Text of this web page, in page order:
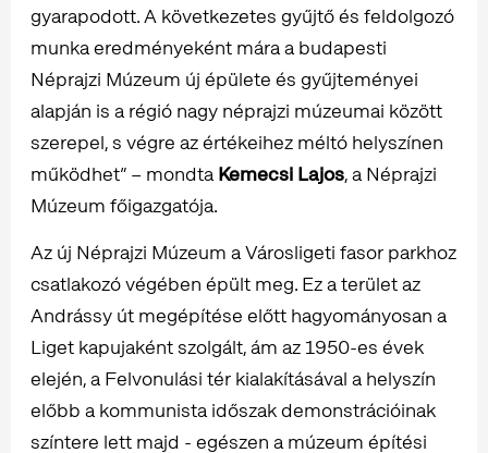
gyarapodott. A következetes gyűjtő és feldolgozó
munka eredményeként mára a budapesti
Néprajzi Múzeum új épülete és gyűjteményei
alapján is a régió nagy néprajzi múzeumai között
szerepel, s végre az értékeihez méltó helyszínen
működhet” – mondtaKemecsi Lajos, a Néprajzi
Múzeum főigazgatója.
Az új Néprajzi Múzeum a Városligeti fasor parkhoz
csatlakozó végében épült meg. Ez a terület az
Andrássy út megépítése előtt hagyományosan a
Liget kapujaként szolgált, ám az 1950-es évek
elején, a Felvonulási tér kialakításával a helyszín
előbb a kommunista időszak demonstrációinak
színtere lett majd - egészen a múzeum építési